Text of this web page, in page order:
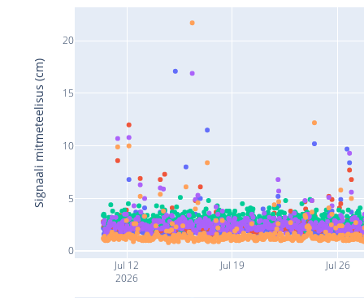
Jul 12
2026
Jul 19 Jul 26
0
5
10
15
20
Signaali mitmeteelisus (cm)